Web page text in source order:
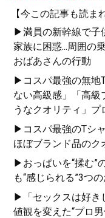
【今この記事も読ま
▶満員の新幹線で子
家族に困惑...周囲の
おばあさんの行動
▶コスパ最強の無地
ない高級感」「高級
うなクオリティ」
▶コスパ最強のTシ
ほぼブランド品のク
▶おっぱいを“揉む”
も“感じられる”3つ
▶「セックスは好き
値観を変えた“プロ